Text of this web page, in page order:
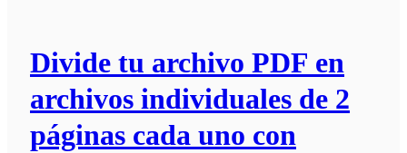
Divide tu archivo PDF en
archivos individuales de 2
páginas cada uno con